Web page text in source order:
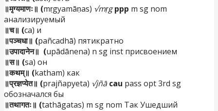
॥मृग्यमाणः॥ (mṛgyamāṇas) √mṛgppp m sg nom
анализируемый
॥च॥ (ca) и
॥पञ्चधा॥ (pañcadhā) пятикратно
॥उपादानेन॥ (upādānena) n sg inst присвоением
॥स॥ (sa) он
॥कथम्॥ (katham) как
॥प्रज्ञप्येत॥ (prajñapyeta) √jñācau pass opt 3rd sg
обозначался бы
॥तथागतः॥ (tathāgatas) m sg nom Так Ушедший